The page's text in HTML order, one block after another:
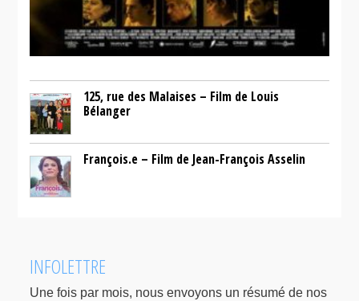
125, rue des Malaises – Film de Louis
Bélanger
François.e – Film de Jean-François Asselin
INFOLETTRE
Une fois par mois, nous envoyons un résumé de nos